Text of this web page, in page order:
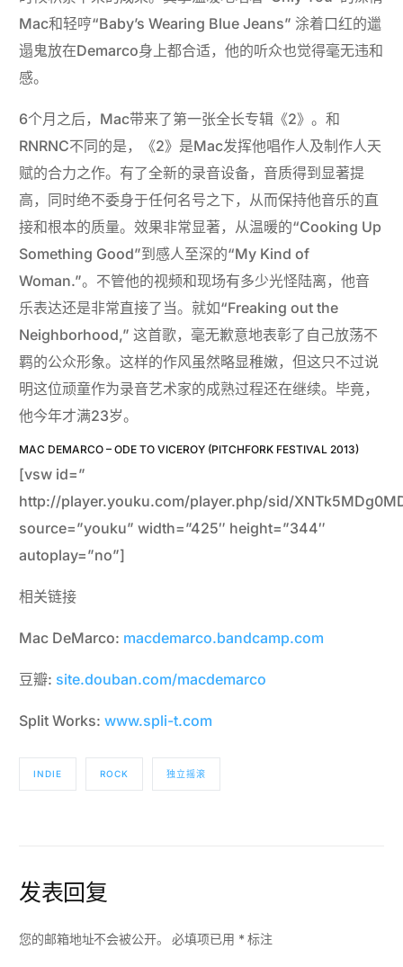
Mac和轻哼“Baby’s Wearing Blue Jeans” 涂着口红的邋
遢鬼放在Demarco身上都合适，他的听众也觉得毫无违和
感。
6个月之后，Mac带来了第一张全长专辑《2》。和
RNRNC不同的是，《2》是Mac发挥他唱作人及制作人天
赋的合力之作。有了全新的录音设备，音质得到显著提
高，同时绝不委身于任何名号之下，从而保持他音乐的直
接和根本的质量。效果非常显著，从温暖的“Cooking Up
Something Good”到感人至深的“My Kind of
Woman.”。不管他的视频和现场有多少光怪陆离，他音
乐表达还是非常直接了当。就如“Freaking out the
Neighborhood,” 这首歌，毫无歉意地表彰了自己放荡不
羁的公众形象。这样的作风虽然略显稚嫩，但这只不过说
明这位顽童作为录音艺术家的成熟过程还在继续。毕竟，
他今年才满23岁。
MAC DEMARCO – ODE TO VICEROY (PITCHFORK FESTIVAL 2013)
[vsw id=”
http://player.youku.com/player.php/sid/
source=”youku” width=”425″ height=”344″
autoplay=”no”]
相关链接
Mac DeMarco: macdemarco.bandcamp.com
豆瓣: site.douban.com/macdemarco
Split Works:www.spli-t.com
INDIE ROCK 独立摇滚
发表回复
您的邮箱地址不会被公开。 必填项已用 *标注